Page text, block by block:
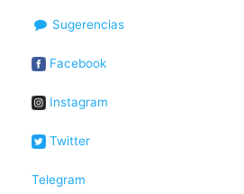
Sugerencias
Facebook
Instagram
Twitter
Telegram